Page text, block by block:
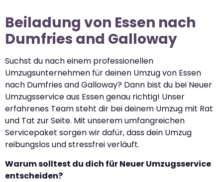
Beiladung von Essen nach
Dumfries and Galloway
Suchst du nach einem professionellen
Umzugsunternehmen für deinen Umzug von Essen
nach Dumfries and Galloway? Dann bist du bei Neuer
Umzugsservice aus Essen genau richtig! Unser
erfahrenes Team steht dir bei deinem Umzug mit Rat
und Tat zur Seite. Mit unserem umfangreichen
Servicepaket sorgen wir dafür, dass dein Umzug
reibungslos und stressfrei verläuft.
Warum solltest du dich für Neuer Umzugsservice
entscheiden?